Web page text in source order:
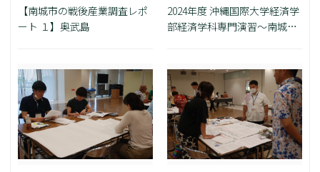
【南城市の戦後産業調査レポ
ート １】奥武島
2024年度 沖縄国際大学経済学
部経済学科専門演習～南城市